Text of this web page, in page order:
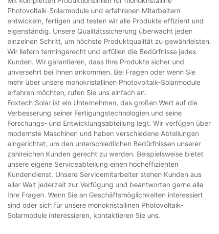
Photovoltaik-Solarmodule und erfahrenen Mitarbeitern
entwickeln, fertigen und testen wir alle Produkte effizient und
eigenständig. Unsere Qualitätssicherung überwacht jeden
einzelnen Schritt, um höchste Produktqualität zu gewährleisten.
Wir liefern termingerecht und erfüllen die Bedürfnisse jedes
Kunden. Wir garantieren, dass Ihre Produkte sicher und
unversehrt bei Ihnen ankommen. Bei Fragen oder wenn Sie
mehr über unsere monokristallinen Photovoltaik-Solarmodule
erfahren möchten, rufen Sie uns einfach an.
Foxtech Solar ist ein Unternehmen, das großen Wert auf die
Verbesserung seiner Fertigungstechnologien und seine
Forschungs- und Entwicklungsabteilung legt. Wir verfügen über
modernste Maschinen und haben verschiedene Abteilungen
eingerichtet, um den unterschiedlichen Bedürfnissen unserer
zahlreichen Kunden gerecht zu werden. Beispielsweise bietet
unsere eigene Serviceabteilung einen hocheffizienten
Kundendienst. Unsere Servicemitarbeiter stehen Kunden aus
aller Welt jederzeit zur Verfügung und beantworten gerne alle
Ihre Fragen. Wenn Sie an Geschäftsmöglichkeiten interessiert
sind oder sich für unsere monokristallinen Photovoltaik-
Solarmodule interessieren, kontaktieren Sie uns.